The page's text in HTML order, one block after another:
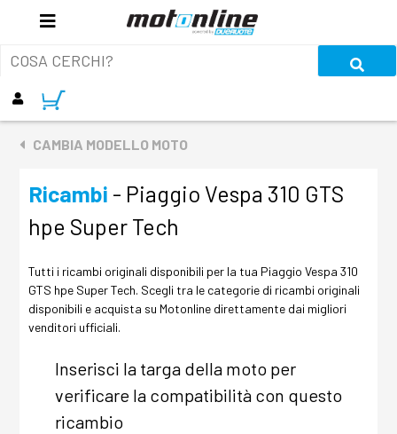
CAMBIA MODELLO MOTO
Ricambi - Piaggio Vespa 310 GTS
hpe Super Tech
Tutti i ricambi originali disponibili per la tua Piaggio Vespa 310
GTS hpe Super Tech. Scegli tra le categorie di ricambi originali
disponibili e acquista su Motonline direttamente dai migliori
venditori ufficiali.
Inserisci la targa della moto per
verificare la compatibilità con questo
ricambio